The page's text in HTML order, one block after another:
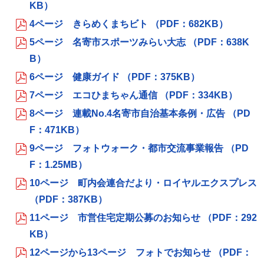
KB）
4ページ きらめくまちビト （PDF：682KB）
5ページ 名寄市スポーツみらい大志 （PDF：638K
B）
6ページ 健康ガイド （PDF：375KB）
7ページ エコひまちゃん通信 （PDF：334KB）
8ページ 連載No.4名寄市自治基本条例・広告 （PD
F：471KB）
9ページ フォトウォーク・都市交流事業報告 （PD
F：1.25MB）
10ページ 町内会連合だより・ロイヤルエクスプレス
（PDF：387KB）
11ページ 市営住宅定期公募のお知らせ （PDF：292
KB）
12ページから13ページ フォトでお知らせ （PDF：